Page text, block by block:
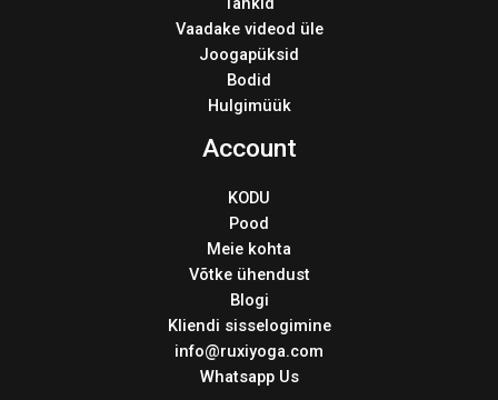
Vaadake videod üle
Joogapüksid
Bodid
Hulgimüük
Account
KODU
Pood
Meie kohta
Võtke ühendust
Blogi
Kliendi sisselogimine
info@ruxiyoga.com
Whatsapp Us